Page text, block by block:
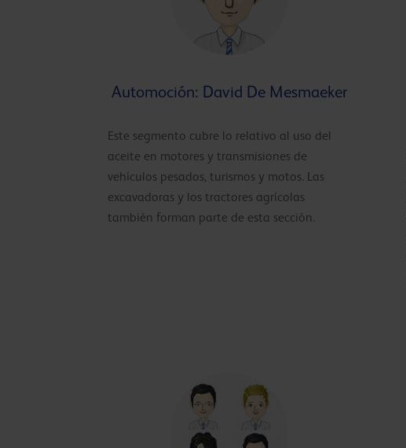
Automoción: David De Mesmaeker
Este segmento cubre lo relativo al uso del
aceite en motores y transmisiones de
vehículos pesados, turismos y motos. Las
excavadoras y los tractores agrícolas
también forman parte de esta sección.